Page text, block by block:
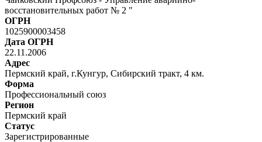
восстановительных работ № 2 "
ОГРН
1025900003458
Дата ОГРН
22.11.2006
Адрес
Пермский край, г.Кунгур, Сибирский тракт, 4 км.
Форма
Профессиональный союз
Регион
Пермский край
Статус
Зарегистрированные